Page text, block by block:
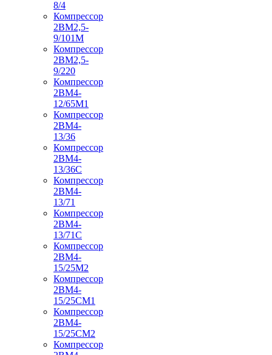
8/4
Компрессор
2ВМ2,5-
9/101М
Компрессор
2ВМ2,5-
9/220
Компрессор
2ВМ4-
12/65М1
Компрессор
2ВМ4-
13/36
Компрессор
2ВМ4-
13/36С
Компрессор
2ВМ4-
13/71
Компрессор
2ВМ4-
13/71С
Компрессор
2ВМ4-
15/25М2
Компрессор
2ВМ4-
15/25СМ1
Компрессор
2ВМ4-
15/25СМ2
Компрессор